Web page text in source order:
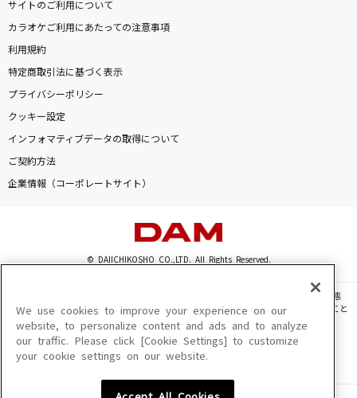
サイトのご利用について
カラオケご利用にあたっての注意事項
利用規約
特定商取引法に基づく表示
プライバシーポリシー
クッキー設定
インフォマティブデータの取得について
ご契約方法
企業情報（コーポレートサイト）
© DAIICHIKOSHO CO.,LTD. All Rights Reserved.
このサイトに掲載されている一切の文章・画像・写真・動画・音声等を、手段や形態
を問わず、著作権法の定める範囲を超えて無断で複製、転載、ファイル化などすること
を禁じます。
楽曲及びコンテンツは、機種によりご利用いただけない場合があります。
楽曲及びコンテンツの配信日、配信内容が変更になる場合があります。
We use cookies to improve your experience on our
website, to personalize content and ads and to analyze
our traffic. Please click [Cookie Settings] to customize
your cookie settings on our website.